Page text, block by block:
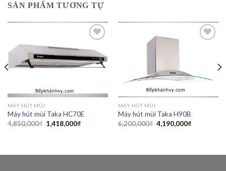
SẢN PHẨM TƯƠNG TỰ
wishlist
MÁY HÚT MÙI
Máy hút mùi Taka HC70E
4,850,000₫ Giá
gốc
1,418,000₫Giá
MÁY HÚT MÙI
Máy hút mùi Taka H90B
6,200,000₫ Giá
gốc
4,190,000₫Giá